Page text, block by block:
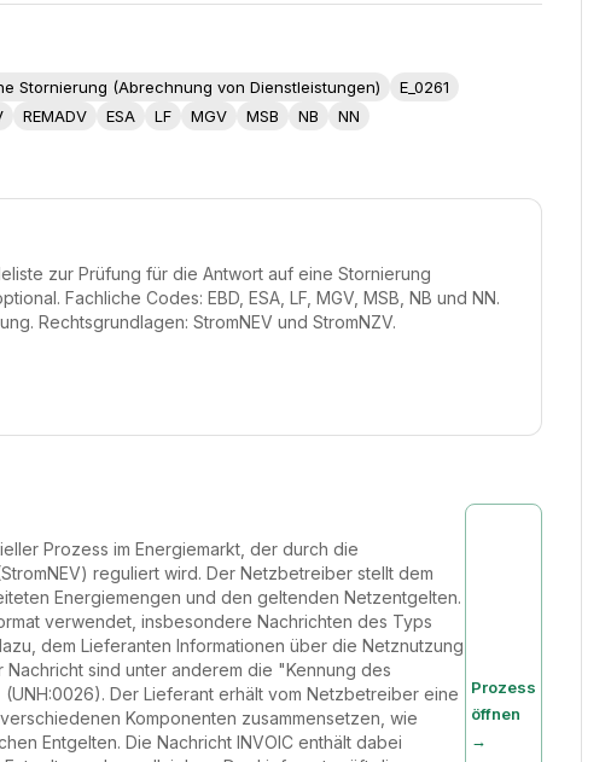
Stornierung (Abrechnung von Dienstleistungen)
E_0261
REMADV ESA LF MGV MSB NB NN
zur Prüfung für die Antwort auf eine Stornierung
Fachliche Codes: EBD, ESA, LF, MGV, MSB, NB und NN.
Rechtsgrundlagen: StromNEV und StromNZV.
Prozess im Energiemarkt, der durch die
reguliert wird. Der Netzbetreiber stellt dem
Energiemengen und den geltenden Netzentgelten.
verwendet, insbesondere Nachrichten des Typs
dem Lieferanten Informationen über die Netznutzung
sind unter anderem die "Kennung des
Der Lieferant erhält vom Netzbetreiber eine
Komponenten zusammensetzen, wie
Entgelten. Die Nachricht INVOIC enthält dabei
Prozess
öffnen
→